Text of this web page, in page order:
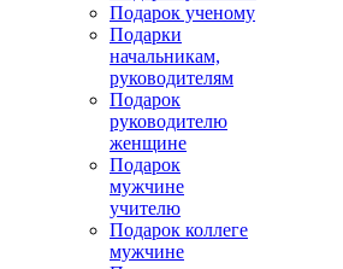
Подарок ученому
Подарки
начальникам,
руководителям
Подарок
руководителю
женщине
Подарок
мужчине
учителю
Подарок коллеге
мужчине